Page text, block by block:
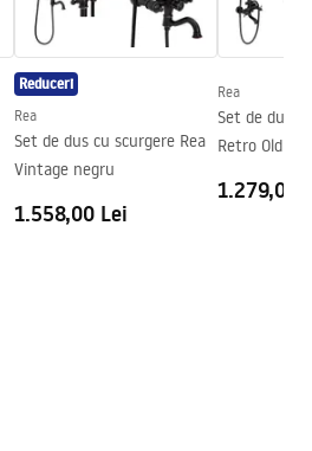
de cada sau de podea
Universal
Nu
Reduceri
Rea
Set de dus cu scurgere Rea
Vintage negru
1.558,00 Lei
Rea
Set de dus
Retro Old
1.279,00